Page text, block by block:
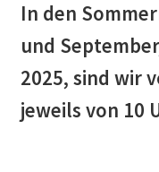
In den
und
2025, sind wir
jeweils von 10